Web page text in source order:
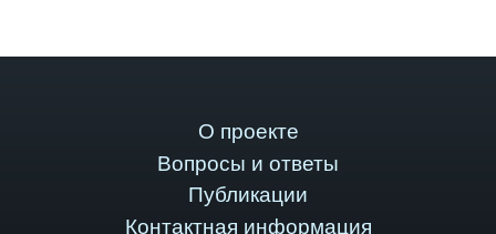
О проекте
Вопросы и ответы
Публикации
Контактная информация